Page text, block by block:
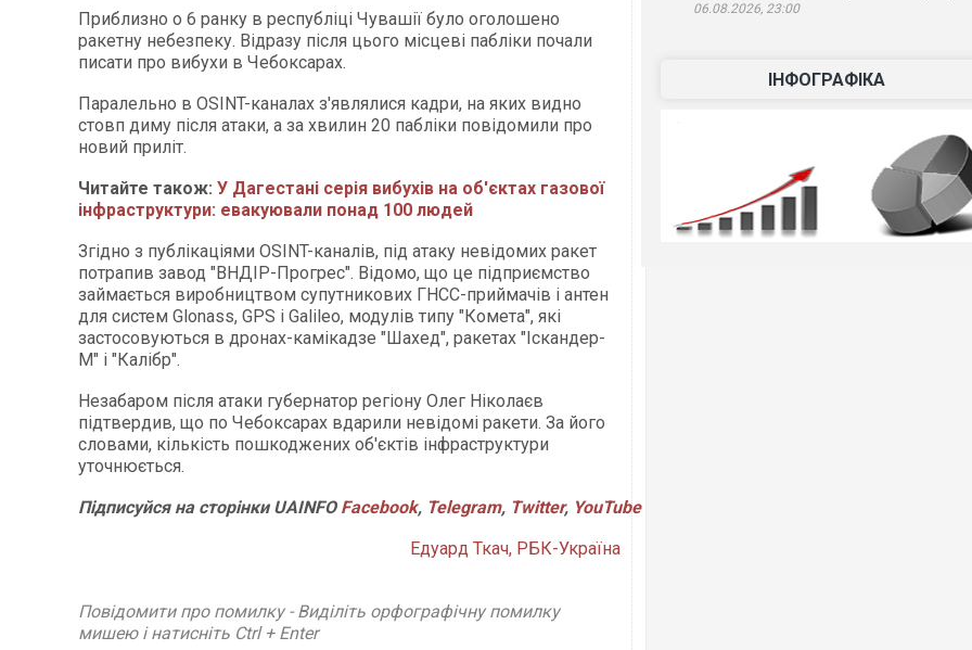
Приблизно о 6 ранку в республіці Чувашії було оголошено
ракетну небезпеку. Відразу після цього місцеві пабліки почали
писати про вибухи в Чебоксарах.
Паралельно в OSINT-каналах з'являлися кадри, на яких видно
стовп диму після атаки, а за хвилин 20 пабліки повідомили про
новий приліт.
Читайте також: У Дагестані серія вибухів на об'єктах газової
інфраструктури: евакуювали понад 100 людей
Згідно з публікаціями OSINT-каналів, під атаку невідомих ракет
потрапив завод "ВНДІР-Прогрес". Відомо, що це підприємство
займається виробництвом супутникових ГНСС-приймачів і антен
для систем Glonass, GPS і Galileo, модулів типу "Комета", які
застосовуються в дронах-камікадзе "Шахед", ракетах "Іскандер-
М" і "Калібр".
Незабаром після атаки губернатор регіону Олег Ніколаєв
підтвердив, що по Чебоксарах вдарили невідомі ракети. За його
словами, кількість пошкоджених об'єктів інфраструктури
уточнюється.
ПідписуйсянасторінкиUAINFO Facebook, Telegram, Twitter, YouTube
Едуард Ткач, РБК-Україна
Повідомити про помилку - Виділіть орфографічну помилку
мишею і натисніть Ctrl + Enter
06.08.2026, 23:00
ІНФОГРАФІКА